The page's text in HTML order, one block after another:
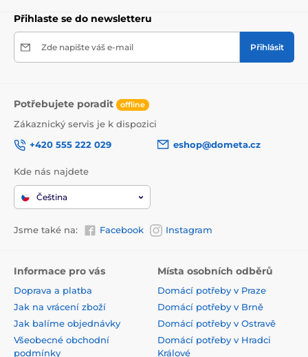
Přihlaste se do newsletteru
Zde napište váš e-mail Přihlásit
Potřebujete poradit offline
Zákaznický servis je k dispozici
+420 555 222 029
eshop@dometa.cz
Kde nás najdete
Čeština
Jsme také na: Facebook Instagram
Informace pro vás
Doprava a platba
Jak na vrácení zboží
Jak balíme objednávky
Všeobecné obchodní
podmínky
Místa osobních odběrů
Domácí potřeby v Praze
Domácí potřeby v Brně
Domácí potřeby v Ostravě
Domácí potřeby v Hradci
Králové